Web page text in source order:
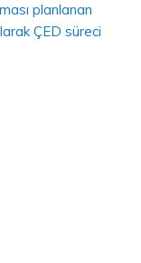
planlanan
ÇED süreci